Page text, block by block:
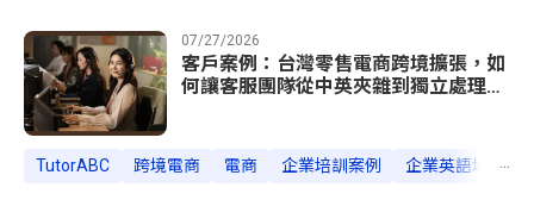
07/27/2026
客戶案例：台灣零售電商跨境擴張，如
何讓客服團隊從中英夾雜到獨立處理海
TutorABC 跨境電商 電商 企業培訓案例 企業英語培訓...